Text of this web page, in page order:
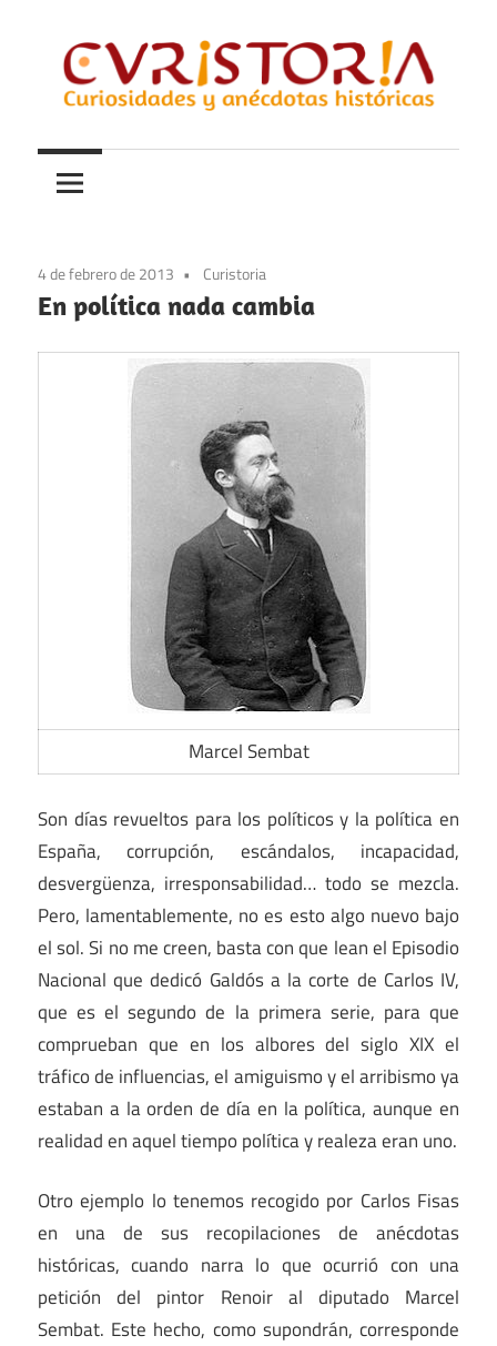
contenido
Curistoria
y
anécdotas
historia
4 de febrero de 2013 Curistoria
En política nada cambia
Marcel Sembat
Son días revueltos para los políticos y la política en
España, corrupción, escándalos, incapacidad,
desvergüenza, irresponsabilidad… todo se mezcla.
Pero, lamentablemente, no es esto algo nuevo bajo
el sol. Si no me creen, basta con que lean el Episodio
Nacional que dedicó Galdós a la corte de Carlos IV,
que es el segundo de la primera serie, para que
comprueban que en los albores del siglo XIX el
tráfico de influencias, el amiguismo y el arribismo ya
estaban a la orden de día en la política, aunque en
realidad en aquel tiempo política y realeza eran uno.
Otro ejemplo lo tenemos recogido por Carlos Fisas
en una de sus recopilaciones de anécdotas
históricas, cuando narra lo que ocurrió con una
petición del pintor Renoir al diputado Marcel
Sembat. Este hecho, como supondrán, corresponde